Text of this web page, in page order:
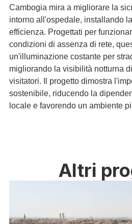
Cambogia mira a migliorare la
intorno all'ospedale, installando
efficienza. Progettati per
condizioni di assenza di rete,
un'illuminazione costante per
migliorando la visibilità notturna
visitatori. Il progetto dimostra
sostenibile, riducendo la
locale e favorendo un ambiente
Altri